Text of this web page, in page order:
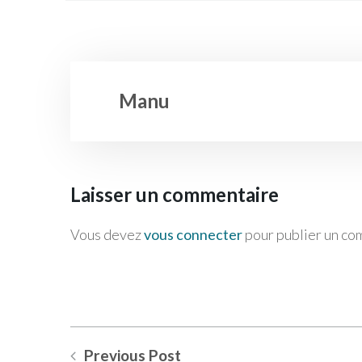
Manu
Laisser un commentaire
Vous devezvous connecterpour publier un
Previous Post